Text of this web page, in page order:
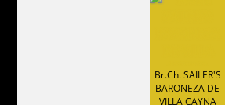
Br.Ch. SAILER'S
BARONEZA DE
VILLA CAYNA